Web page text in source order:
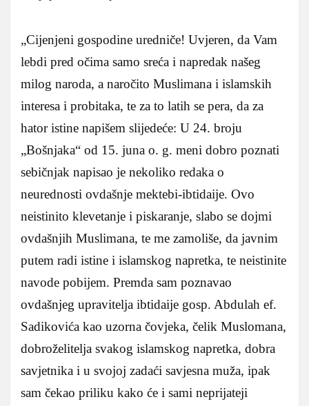
„Cijenjeni gospodine uredniče! Uvjeren, da Vam
lebdi pred očima samo sreća i napredak našeg
milog naroda, a naročito Muslimana i islamskih
interesa i probitaka, te za to latih se pera, da za
hator istine napišem slijedeće: U 24. broju
„Bošnjaka“ od 15. juna o. g. meni dobro poznati
sebičnjak napisao je nekoliko redaka o
neurednosti ovdašnje mektebi-ibtidaije. Ovo
neistinito klevetanje i piskaranje, slabo se dojmi
ovdašnjih Muslimana, te me zamoliše, da javnim
putem radi istine i islamskog napretka, te neistinite
navode pobijem. Premda sam poznavao
ovdašnjeg upravitelja ibtidaije gosp. Abdulah ef.
Sadikovića kao uzorna čovjeka, čelik Muslomana,
dobroželitelja svakog islamskog napretka, dobra
savjetnika i u svojoj zadaći savjesna muža, ipak
sam čekao priliku kako će i sami neprijateji